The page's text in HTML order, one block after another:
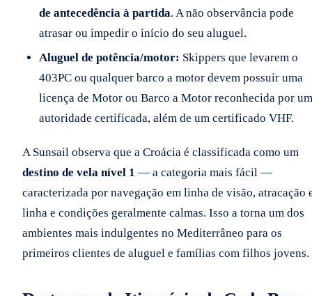
de antecedência à partida. A não observância pode
atrasar ou impedir o início do seu aluguel.
Aluguel de potência/motor: Skippers que levarem o
403PC ou qualquer barco a motor devem possuir uma
licença de Motor ou Barco a Motor reconhecida por
autoridade certificada, além de um certificado VHF.
A Sunsail observa que a Croácia é classificada como um
destino de vela nível 1 — a categoria mais fácil —
caracterizada por navegação em linha de visão, atracação
linha e condições geralmente calmas. Isso a torna um dos
ambientes mais indulgentes no Mediterrâneo para os
primeiros clientes de aluguel e famílias com filhos jovens.